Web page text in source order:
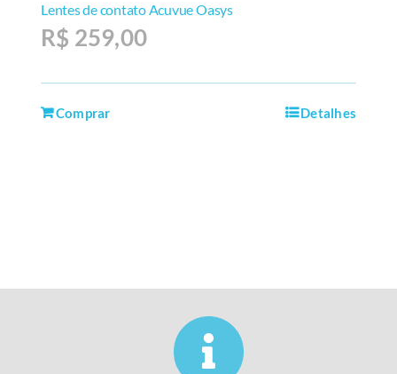
Lentes de contato Acuvue Oasys
R$ 259,00
Comprar Detalhes